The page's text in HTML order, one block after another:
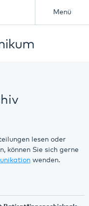
Menü
lesen oder
können Sie sich gerne
wenden.